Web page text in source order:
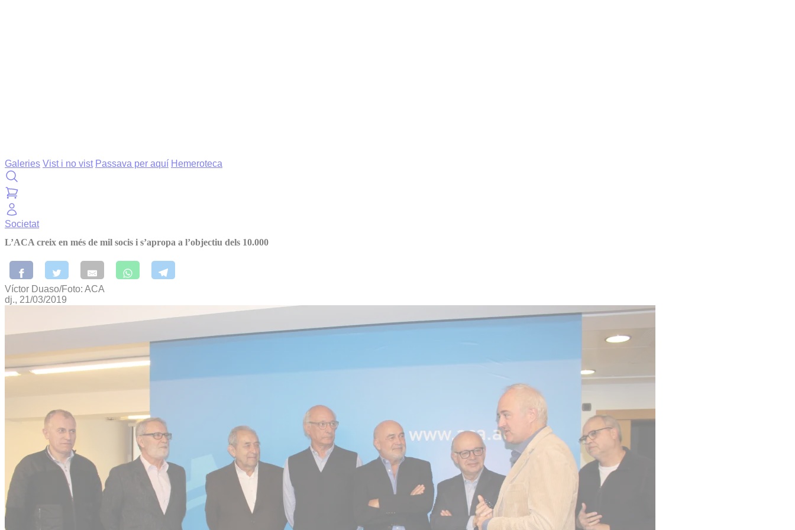
Galeries Vist i no vist Passava per aquí Hemeroteca
Societat
L’ACA creix en més de mil socis i s’apropa a l’objectiu dels 10.000
Víctor Duaso/Foto: ACA
dj., 21/03/2019